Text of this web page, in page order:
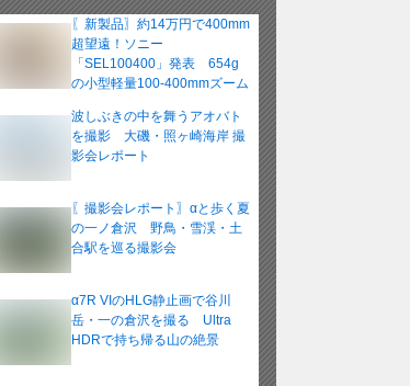
イ
〖新製品〗約14万円で400mm
超望遠！ソニー
「SEL100400」発表 654g
の小型軽量100-400mmズーム
波しぶきの中を舞うアオバト
を撮影 大磯・照ヶ崎海岸 撮
影会レポート
〖撮影会レポート〗αと歩く夏
の一ノ倉沢 野鳥・雪渓・土
合駅を巡る撮影会
α7R VIのHLG静止画で谷川
岳・一の倉沢を撮る Ultra
HDRで持ち帰る山の絶景